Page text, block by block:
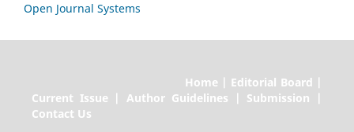
Open Journal Systems
Home | Editorial Board |
Current Issue | Author Guidelines | Submission |
Contact Us